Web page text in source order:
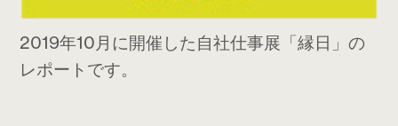
2019年10月に開催した自社仕事展「縁日」の
レポートです。